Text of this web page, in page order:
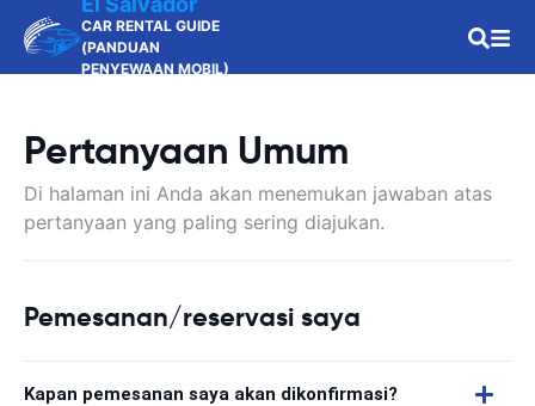
CAR RENTAL GUIDE
(PANDUAN
PENYEWAAN MOBIL)
Pertanyaan Umum
Di halaman ini Anda akan menemukan jawaban atas
pertanyaan yang paling sering diajukan.
Pemesanan/reservasi saya
Kapan pemesanan saya akan dikonfirmasi?